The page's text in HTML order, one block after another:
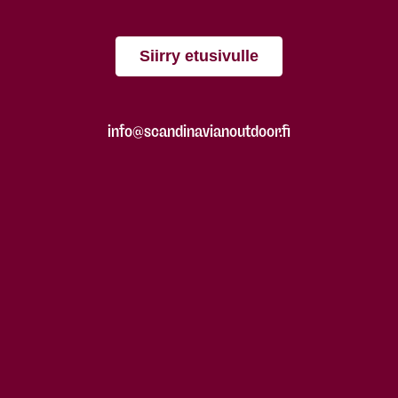
Siirry etusivulle
info@scandinavianoutdoor.fi